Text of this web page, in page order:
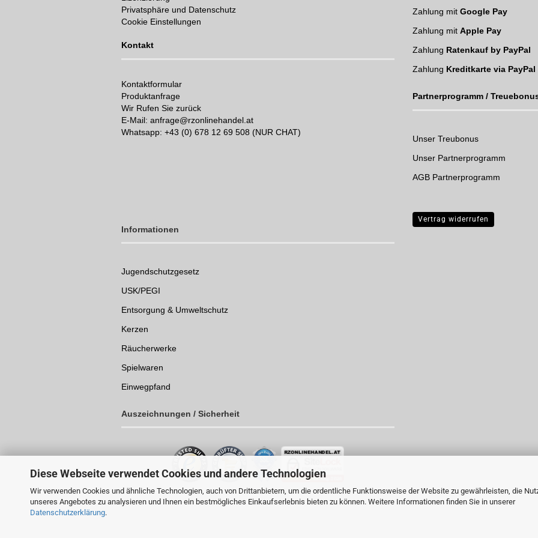
Diese Webseite verwendet Cookies und andere Technologien
Wir verwenden Cookies und ähnliche Technologien, auch von Drittanbietern, um die ordentliche Funktionsweise der Website zu gewährleisten, die
unseres Angebotes zu analysieren und Ihnen ein bestmögliches Einkaufserlebnis bieten zu können. Weitere Informationen finden Sie in unserer
Datenschutzerklärung.
Privatsphäre und Datenschutz
Cookie Einstellungen
Kontakt
Kontaktformular
Produktanfrage
Wir Rufen Sie zurück
E-Mail: anfrage@rzonlinehandel.at
Whatsapp: +43 (0) 678 12 69 508 (NUR CHAT)
Zahlung mit Google Pay
Zahlung mit Apple Pay
Zahlung Ratenkauf by PayPal
Zahlung Kreditkarte via PayPal
Partnerprogramm /
Unser Treubonus
Unser Partnerprogramm
AGB Partnerprogramm
Informationen
Jugendschutzgesetz
USK/PEGI
Entsorgung & Umweltschutz
Kerzen
Räucherwerke
Spielwaren
Einwegpfand
Auszeichnungen / Sicherheit
Vertrag widerrufen